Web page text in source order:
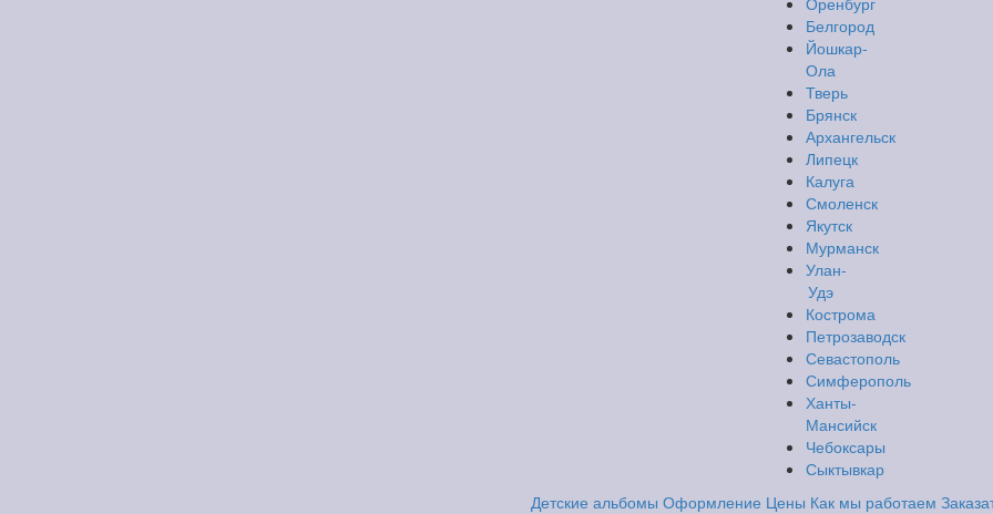
Белгород
Йошкар-
Ола
Тверь
Брянск
Архангельск
Липецк
Калуга
Смоленск
Якутск
Мурманск
Улан-
Удэ
Кострома
Петрозаводск
Севастополь
Симферополь
Ханты-
Мансийск
Чебоксары
Сыктывкар
Детские альбомы Оформление Цены Как мы работаем